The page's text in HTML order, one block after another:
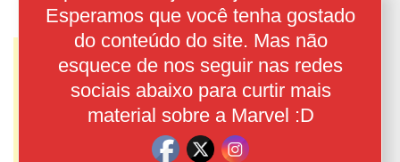
Esperamos que você tenha gostado
do conteúdo do site. Mas não
esquece de nos seguir nas redes
sociais abaixo para curtir mais
material sobre a Marvel :D